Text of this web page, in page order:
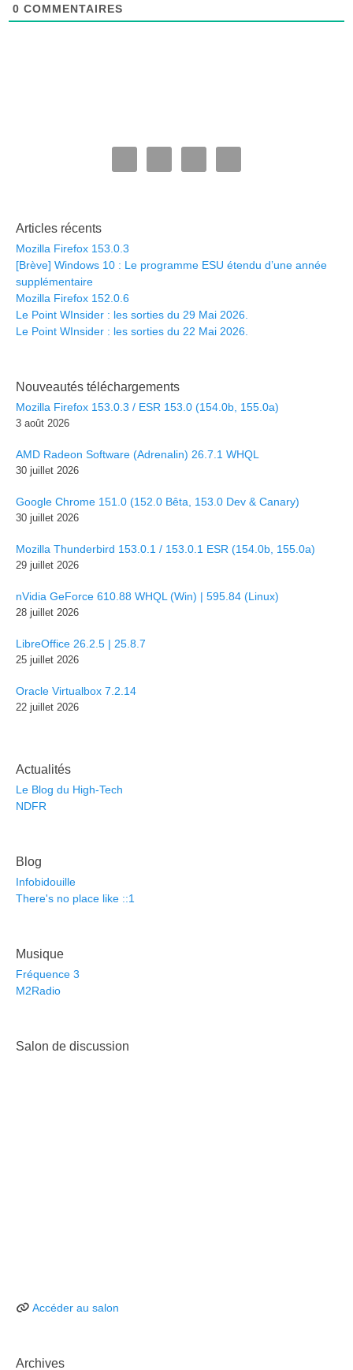
0 COMMENTAIRES
Articles récents
Mozilla Firefox 153.0.3
[Brève] Windows 10 : Le programme ESU étendu d’une année
supplémentaire
Mozilla Firefox 152.0.6
Le Point WInsider : les sorties du 29 Mai 2026.
Le Point WInsider : les sorties du 22 Mai 2026.
Nouveautés téléchargements
Mozilla Firefox 153.0.3 / ESR 153.0 (154.0b, 155.0a)
3 août 2026
AMD Radeon Software (Adrenalin) 26.7.1 WHQL
30 juillet 2026
Google Chrome 151.0 (152.0 Bêta, 153.0 Dev & Canary)
30 juillet 2026
Mozilla Thunderbird 153.0.1 / 153.0.1 ESR (154.0b, 155.0a)
29 juillet 2026
nVidia GeForce 610.88 WHQL (Win) | 595.84 (Linux)
28 juillet 2026
LibreOffice 26.2.5 | 25.8.7
25 juillet 2026
Oracle Virtualbox 7.2.14
22 juillet 2026
Actualités
Le Blog du High-Tech
NDFR
Blog
Infobidouille
There's no place like ::1
Musique
Fréquence 3
M2Radio
Salon de discussion
Accéder au salon
Archives